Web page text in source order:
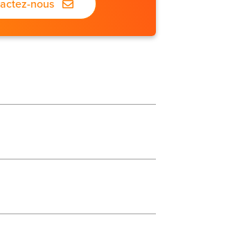
nous